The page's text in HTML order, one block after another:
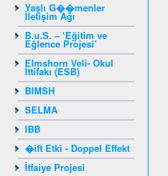
Yaşlı G��menler
İletişim Ağı
B.u.S. – ‘Eğitim ve
Eğlence Projesi’
Elmshorn Veli- Okul
İttifakı (ESB)
BIMSH
SELMA
IBB
�ift Etki - Doppel Effekt
İtfaiye Projesi